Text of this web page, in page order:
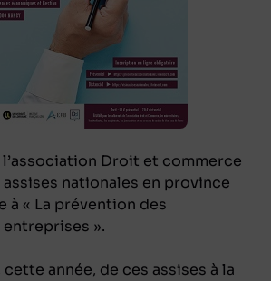
l’association Droit et commerce
nationales en province
à « La prévention des
».
cette année, de ces assises à la